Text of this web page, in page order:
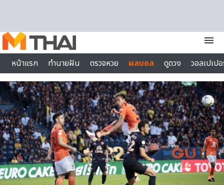
menu
หน้าแรก
ทำนายฝัน ตรวจหวย ผลบอล ดูดวง
วอลเปเป
ไลฟ์สไตล์